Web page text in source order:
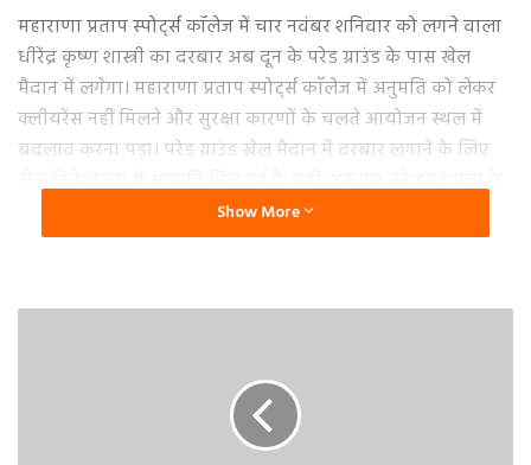
महाराणा प्रताप स्पोर्ट्स कॉलेज में चार नवंबर शनिवार को लगने वाला
धीरेंद्र कृष्ण शास्त्री का दरबार अब दून के परेड ग्राउंड के पास खेल
मैदान में लगेगा। महाराणा प्रताप स्पोर्ट्स काॅलेज में अनुमति को लेकर
क्लीयरेंस नहीं मिलने और सुरक्षा कारणों के चलते आयोजन स्थल में
बदलाव करना पड़ा। परेड ग्राउंड खेल मैदान में दरबार लगाने के लिए
खेल निदेशालय से अनुमति मिल गई है। वहीं, शुक्रवार को हवन पूजा के
साथ तैयारियां भी शुरू हो गई हैं।
शास्त्री का पहली बार दिव्य दरबार लगाया जा रहा है। श्री पशुपतिनाथ
बृहस्पतिवार को रायपुर से कार्यक्रम को स्थगित कर दिया गया।
कार्यक्रम के संयोजक निवृत्ति यादव ने बताया कि सुरक्षा को देखते हुए
रायपुर के स्टेडियम के बजाय अब कार्यक्रम दून के परेड ग्राउंड के पास
Show More